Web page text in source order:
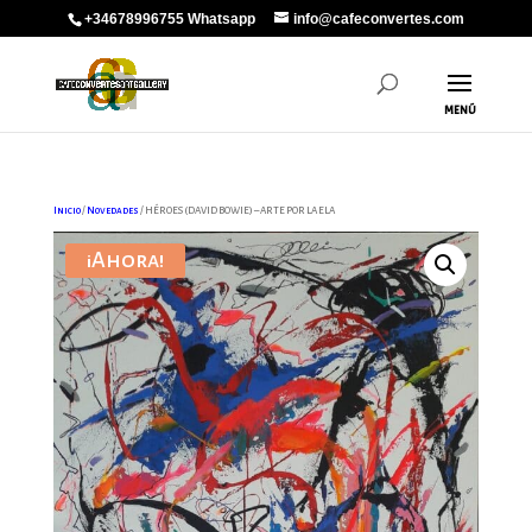
+34678996755 Whatsapp info@cafeconvertes.com
Inicio/ Novedades / HÉROES (DAVID BOWIE) – ARTE POR LA ELA
¡Ahora!